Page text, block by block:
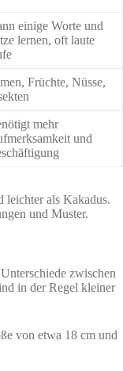
einige Worte und
lernen, oft laute
Früchte, Nüsse,
mehr
und
leichter als Kakadus.
und Muster.
zwischen
in der Regel kleiner
von etwa 18 cm und